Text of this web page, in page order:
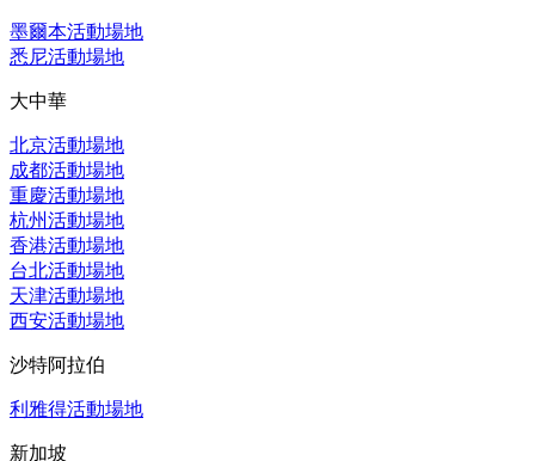
墨爾本活動場地
悉尼活動場地
大中華
北京活動場地
成都活動場地
重慶活動場地
杭州活動場地
香港活動場地
台北活動場地
天津活動場地
西安活動場地
沙特阿拉伯
利雅得活動場地
新加坡